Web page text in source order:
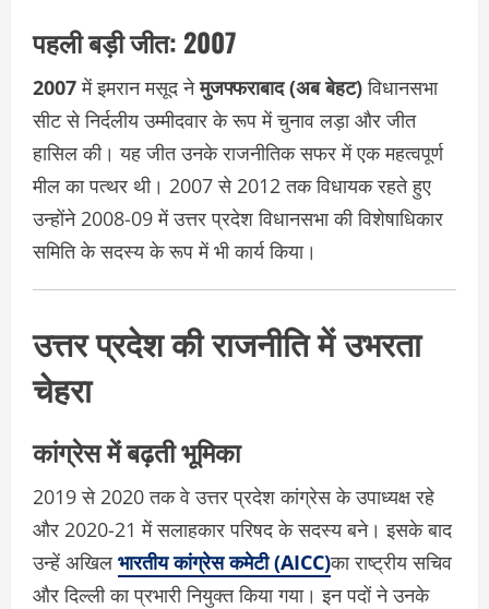
पहली बड़ी जीत: 2007
2007में इमरान मसूद नेमुजफ्फराबाद (अब बेहट)विधानसभा
सीट से निर्दलीय उम्मीदवार के रूप में चुनाव लड़ा और जीत
हासिल की। यह जीत उनके राजनीतिक सफर में एक महत्वपूर्ण
मील का पत्थर थी। 2007 से 2012 तक विधायक रहते हुए
उन्होंने 2008-09 में उत्तर प्रदेश विधानसभा की विशेषाधिकार
समिति के सदस्य के रूप में भी कार्य किया।
उत्तर प्रदेश की राजनीति में उभरता
चेहरा
कांग्रेस में बढ़ती भूमिका
2019 से 2020 तक वे उत्तर प्रदेश कांग्रेस के उपाध्यक्ष रहे
और 2020-21 में सलाहकार परिषद के सदस्य बने। इसके बाद
उन्हें अखिल भारतीय कांग्रेस कमेटी (AICC)का राष्ट्रीय सचिव
और दिल्ली का प्रभारी नियुक्त किया गया। इन पदों ने उनके